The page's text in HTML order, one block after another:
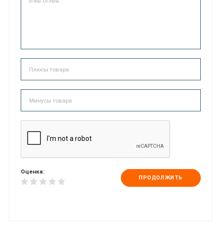
Оценка:
ПРОДОЛЖИТЬ